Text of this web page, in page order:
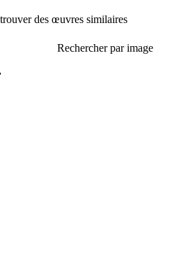
des œuvres similaires
Rechercher par image